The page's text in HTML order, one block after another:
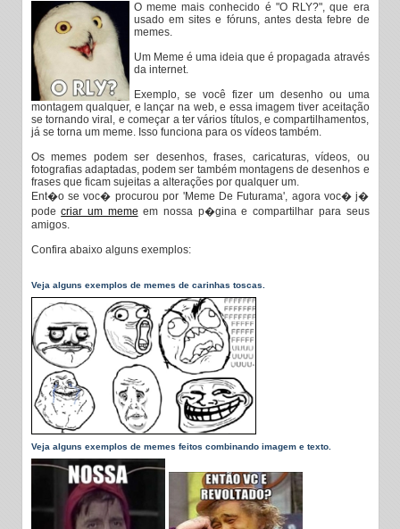
O meme mais conhecido é "O RLY?", que era
usado em sites e fóruns, antes desta febre de
memes.
Um Meme é uma ideia que é propagada através
da internet.
Exemplo, se você fizer um desenho ou uma
montagem qualquer, e lançar na web, e essa imagem tiver aceitação
se tornando viral, e começar a ter vários títulos, e compartilhamentos,
já se torna um meme. Isso funciona para os vídeos também.
Os memes podem ser desenhos, frases, caricaturas, vídeos, ou
fotografias adaptadas, podem ser também montagens de desenhos e
frases que ficam sujeitas a alterações por qualquer um.
Ent�o se voc� procurou por 'Meme De Futurama', agora voc� j�
podecriar um meme em nossa p�gina e compartilhar para seus
amigos.
Confira abaixo alguns exemplos:
Veja alguns exemplos de memes de carinhas toscas.
Veja alguns exemplos de memes feitos combinando imagem e texto.